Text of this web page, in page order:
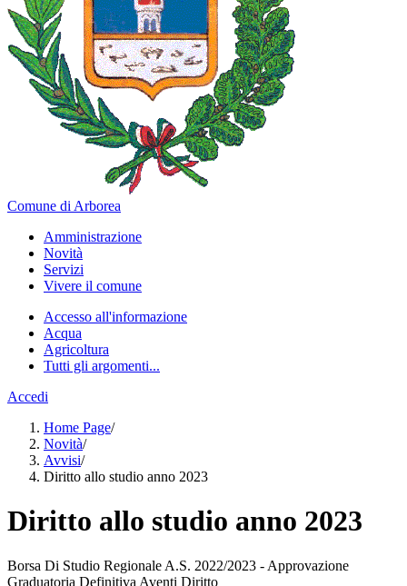
Comune di Arborea
Amministrazione
Novità
Servizi
Vivere il comune
Accesso all'informazione
Acqua
Agricoltura
Tutti gli argomenti...
Accedi
Home Page/
Novità/
Avvisi/
Diritto allo studio anno 2023
Diritto allo studio anno 2023
Borsa Di Studio Regionale A.S. 2022/2023 - Approvazione
Graduatoria Definitiva Aventi Diritto